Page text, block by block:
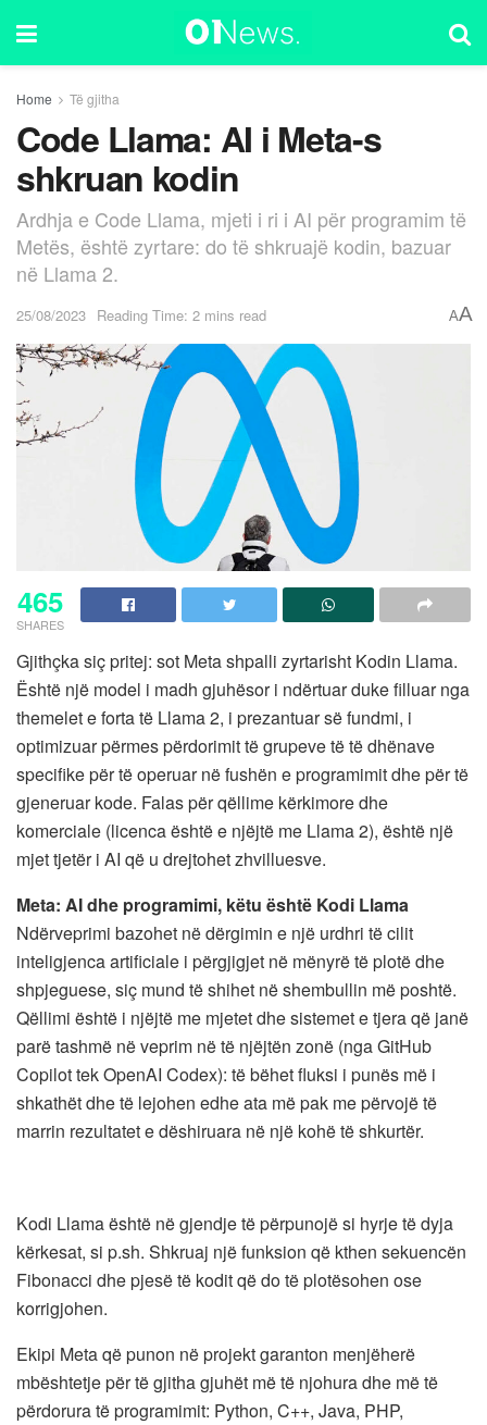
Home Të gjitha
Code Llama: AI i Meta-s
shkruan kodin
Ardhja e Code Llama, mjeti i ri i AI për programim të
Metës, është zyrtare: do të shkruajë kodin, bazuar
në Llama 2.
25/08/2023 Reading Time: 2 mins read AA
465
SHARES
Gjithçka siç pritej: sot Meta shpalli zyrtarisht Kodin Llama.
Është një model i madh gjuhësor i ndërtuar duke filluar nga
themelet e forta të Llama 2, i prezantuar së fundmi, i
optimizuar përmes përdorimit të grupeve të të dhënave
specifike për të operuar në fushën e programimit dhe për të
gjeneruar kode. Falas për qëllime kërkimore dhe
komerciale (licenca është e njëjtë me Llama 2), është një
mjet tjetër i AI që u drejtohet zhvilluesve.
Meta: AI dhe programimi, këtu është Kodi Llama
Ndërveprimi bazohet në dërgimin e një urdhri të cilit
inteligjenca artificiale i përgjigjet në mënyrë të plotë dhe
shpjeguese, siç mund të shihet në shembullin më poshtë.
Qëllimi është i njëjtë me mjetet dhe sistemet e tjera që janë
parë tashmë në veprim në të njëjtën zonë (nga GitHub
Copilot tek OpenAI Codex): të bëhet fluksi i punës më i
shkathët dhe të lejohen edhe ata më pak me përvojë të
marrin rezultatet e dëshiruara në një kohë të shkurtër.
Kodi Llama është në gjendje të përpunojë si hyrje të dyja
kërkesat, si p.sh. Shkruaj një funksion që kthen sekuencën
Fibonacci dhe pjesë të kodit që do të plotësohen ose
korrigjohen.
Ekipi Meta që punon në projekt garanton menjëherë
mbështetje për të gjitha gjuhët më të njohura dhe më të
përdorura të programimit: Python, C++, Java, PHP,